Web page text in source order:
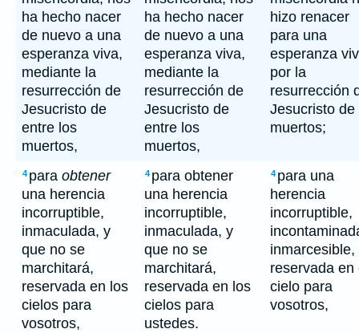
ha hecho nacer
de nuevo a una
esperanza viva,
mediante la
resurrección de
Jesucristo de
entre los
muertos,
ha hecho nacer
de nuevo a una
esperanza viva,
mediante la
resurrección de
Jesucristo de
entre los
muertos,
hizo renacer
para una
esperanza
por la
resurrección
Jesucristo de
muertos;
4 para obtener
una herencia
incorruptible,
inmaculada, y
que no se
marchitará,
reservada en los
cielos para
vosotros,
4 para obtener
una herencia
incorruptible,
inmaculada, y
que no se
marchitará,
reservada en los
cielos para
ustedes.
4 para una
herencia
incorruptible,
inmarcesible,
reservada en
cielo para
vosotros,